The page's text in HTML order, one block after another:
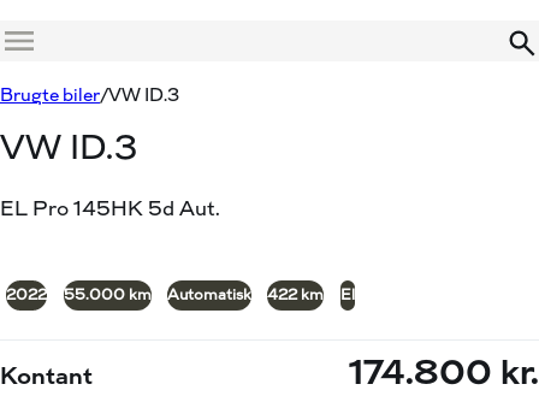
Menu
Brugte biler VW ID.3
VW ID.3
EL Pro 145HK 5d Aut.
2022 55.000 km Automatisk 422 km El
Kontant 174.800 kr.